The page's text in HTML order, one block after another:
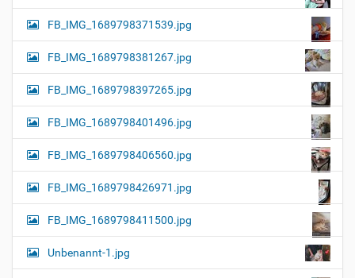
FB_IMG_1689798371539.jpg
FB_IMG_1689798381267.jpg
FB_IMG_1689798397265.jpg
FB_IMG_1689798401496.jpg
FB_IMG_1689798406560.jpg
FB_IMG_1689798426971.jpg
FB_IMG_1689798411500.jpg
Unbenannt-1.jpg